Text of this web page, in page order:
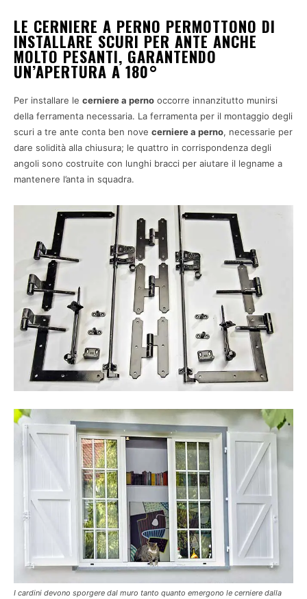
LE CERNIERE A PERNO PERMOTTONO DI
INSTALLARE SCURI PER ANTE ANCHE
MOLTO PESANTI, GARANTENDO
UN’APERTURA A 180°
Per installare le cerniere a perno occorre innanzitutto munirsi
della ferramenta necessaria. La ferramenta per il montaggio degli
scuri a tre ante conta ben nove cerniere a perno, necessarie per
dare solidità alla chiusura; le quattro in corrispondenza degli
angoli sono costruite con lunghi bracci per aiutare il legname a
mantenere l’anta in squadra.
I cardini devono sporgere dal muro tanto quanto emergono le cerniere dalla